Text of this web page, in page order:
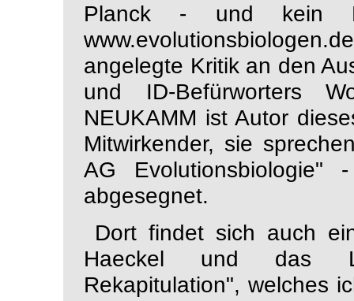
Planck - und kein
www.evolutionsbiologen.de
angelegte Kritik an den
und ID-Befürworters
NEUKAMM ist Autor
Mitwirkender, sie
AG Evolutionsbiologie" -
abgesegnet.
Dort findet sich auch
Haeckel und das
Rekapitulation", welches